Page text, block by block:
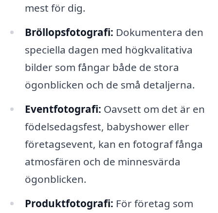
mest för dig.
Bröllopsfotografi: Dokumentera den
speciella dagen med högkvalitativa
bilder som fångar både de stora
ögonblicken och de små detaljerna.
Eventfotografi: Oavsett om det är en
födelsedagsfest, babyshower eller
företagsevent, kan en fotograf fånga
atmosfären och de minnesvärda
ögonblicken.
Produktfotografi: För företag som